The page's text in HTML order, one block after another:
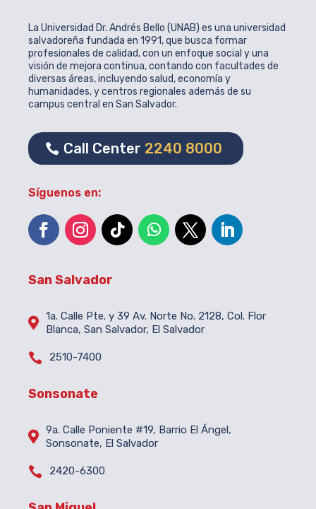
La Universidad Dr. Andrés Bello (UNAB) es una universidad
salvadoreña fundada en 1991, que busca formar
profesionales de calidad, con un enfoque social y una
visión de mejora continua, contando con facultades de
diversas áreas, incluyendo salud, economía y
humanidades, y centros regionales además de su
campus central en San Salvador.
Call Center 2240 8000
Síguenos en:
San Salvador
 1a. Calle Pte. y 39 Av. Norte No. 2128, Col. Flor
Blanca, San Salvador, El Salvador
 2510-7400
Sonsonate
 9a. Calle Poniente #19, Barrio El Ángel,
Sonsonate, El Salvador
 2420-6300